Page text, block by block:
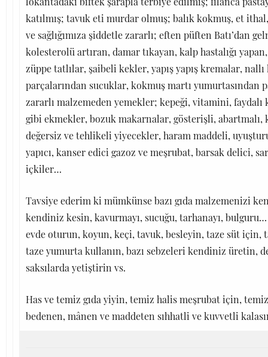
katılmış; tavuk eti murdar olmuş; balık kokmuş, et
ve sağlığımıza şiddetle zararlı; eften püften Batı’dan
kolesterolü artıran, damar tıkayan, kalp hastalığı
züppe tatlılar, şaibeli kekler, yapış yapış kremalar,
parçalarından sucuklar, kokmuş martı yumurtasından
zararlı malzemeden yemekler; kepeği, vitamini, faydalı
gibi ekmekler, bozuk makarnalar, gösterişli, abartmalı,
değersiz ve tehlikeli yiyecekler, haram maddeli,
yapıcı, kanser edici gazoz ve meşrubat, barsak delici,
içkiler…
Tavsiye ederim ki mümkünse bazı gıda malzemenizi
kendiniz kesin, kavurmayı, sucuğu, tarhanayı,
evde oturun, koyun, keçi, tavuk, besleyin, taze süt için,
taze yumurta kullanın, bazı sebzeleri kendiniz üretin,
saksılarda yetiştirin vs.
Has ve temiz gıda yiyin, temiz halis meşrubat için,
bedenen, mânen ve maddeten sıhhatli ve kuvvetli